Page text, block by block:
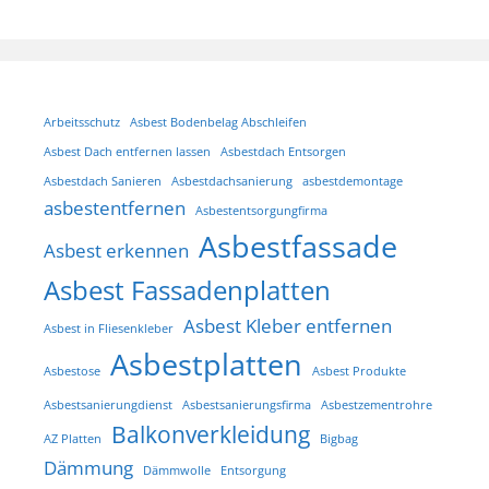
Arbeitsschutz
Asbest Bodenbelag Abschleifen
Asbest Dach entfernen lassen
Asbestdach Entsorgen
Asbestdach Sanieren
Asbestdachsanierung asbestdemontage
asbestentfernen Asbestentsorgungfirma
Asbest erkennen Asbestfassade
Asbest Fassadenplatten
Asbest in Fliesenkleber Asbest Kleber entfernen
Asbestose Asbestplatten Asbest Produkte
Asbestsanierungdienst Asbestsanierungsfirma Asbestzementrohre
AZ Platten Balkonverkleidung Bigbag
Dämmung Dämmwolle Entsorgung